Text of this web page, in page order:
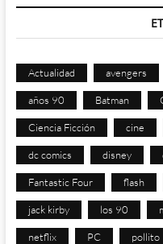
Actualidad avengers
años 90 Batman
Ciencia Ficción cine
dc comics disney
Fantastic Four flash
jack kirby los 90
netflix PC pollito